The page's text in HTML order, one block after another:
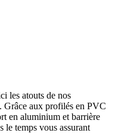
les atouts de nos
Grâce aux profilés en PVC
en aluminium et barrière
le temps vous assurant